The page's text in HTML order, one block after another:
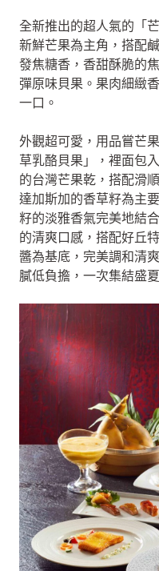
全新推出的超人氣的「
新鮮芒果為主角，搭配
發焦糖香，香甜酥脆的
彈原味貝果。果肉細緻
一口。
外觀超可愛，用品嘗芒
草乳酪貝果」，裡面包
的台灣芒果乾，搭配滑
達加斯加的香草籽為主
籽的淡雅香氣完美地結
的清爽口感，搭配好丘
醬為基底，完美調和清
膩低負擔，一次集結盛